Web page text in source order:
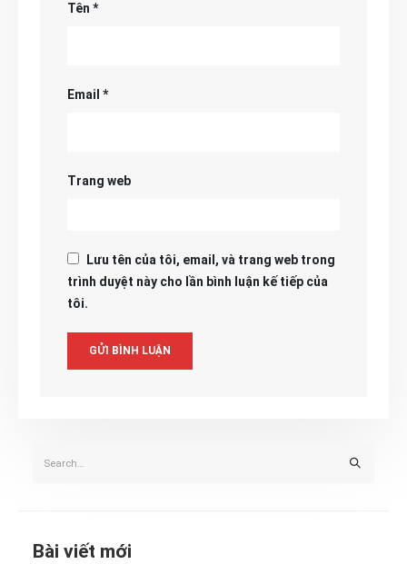
Tên *
Email *
Trang web
Lưu tên của tôi, email, và trang web trong
trình duyệt này cho lần bình luận kế tiếp của
tôi.
Bài viết mới